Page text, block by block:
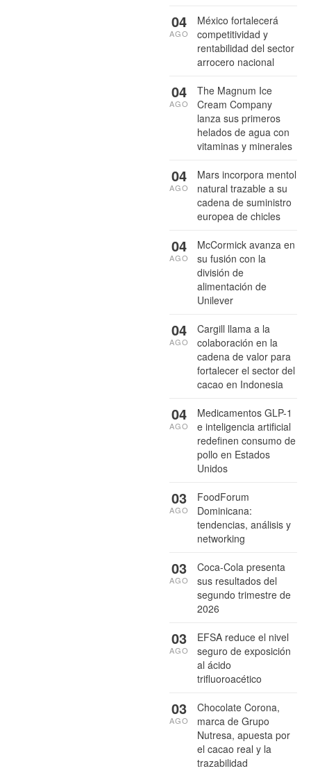
México fortalecerá
competitividad y
rentabilidad del sector
arrocero nacional
04
AGO
The Magnum Ice
Cream Company
lanza sus primeros
helados de agua con
vitaminas y minerales
04
AGO
Mars incorpora mentol
natural trazable a su
cadena de suministro
europea de chicles
04
AGO
McCormick avanza en
su fusión con la
división de
alimentación de
Unilever
04
AGO
Cargill llama a la
colaboración en la
cadena de valor para
fortalecer el sector del
cacao en Indonesia
04
AGO
Medicamentos GLP-1
e inteligencia artificial
redefinen consumo de
pollo en Estados
Unidos
04
AGO
FoodForum
Dominicana:
tendencias, análisis y
networking
03
AGO
Coca-Cola presenta
sus resultados del
segundo trimestre de
2026
03
AGO
EFSA reduce el nivel
seguro de exposición
al ácido
trifluoroacético
03
AGO
Chocolate Corona,
marca de Grupo
Nutresa, apuesta por
el cacao real y la
trazabilidad
03
AGO